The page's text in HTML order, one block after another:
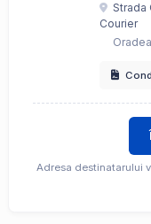
Strada
Courier
Adresa destinatarului